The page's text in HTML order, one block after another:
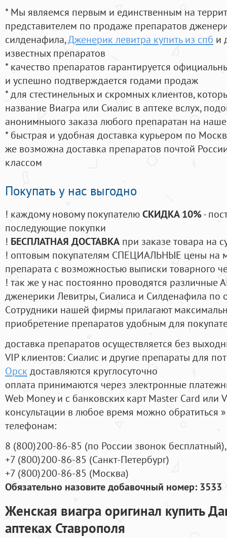
* Мы являемся первым и единственным на
представителем по продаже препаратов
силденафила,Дженерик левитра купить из спб и
известных препаратов
* качество препаратов гарантируется
и успешно подтверждается годами продаж
* для стестинельных и скромных клиентов,
название Виагра или Сиалис в аптеке вслух,
анонимныого заказа любого препаратан на
* быстрая и удобная доставка курьером по
же возможна доставка препаратов почтой
классом
Покупать у нас выгодно
! каждому новому покупателюСКИДКА 10%-
последующие покупки
! БЕСПЛАТНАЯ ДОСТАВКА при заказе товара на
! оптовым покупателям СПЕЦИАЛЬНЫЕ цены на
препарата с возможностью выписки товарного
! так же у нас постоянно проводятся
дженерики Левитры, Сиалиса и Силденафила по
Cотрудники нашей фирмы прилагают
приобретение препаратов удобным для
доставка препаратов осуществляется без
VIP клиентов: Сиалис и другие препараты для
Орск доставляются круглосуточно
оплата принимаются через электронные
Web Money и с банковских карт Master Card или
консультации в любое время можно обратиться
телефонам:
8 (800)200-86-85 (по России звонок бесплатный),
+7 (800)200-86-85 (Санкт-Петербург)
+7 (800)200-86-85 (Москва)
Обязательно назовите добавочный номер: 3533
Женская виагра оригинал купить
аптеках Ставрополя